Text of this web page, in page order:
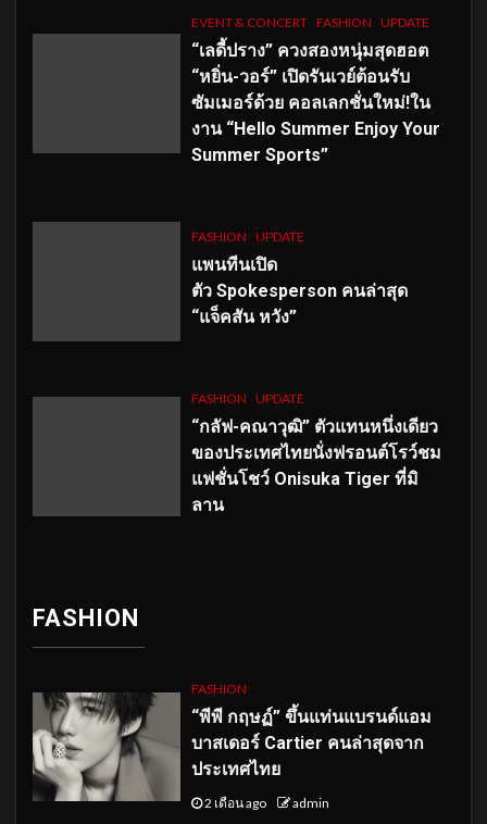
EVENT & CONCERT FASHION UPDATE
“เลดี้ปราง” ควงสองหนุ่มสุดฮอต
“หยิ่น-วอร์” เปิดรันเวย์ต้อนรับ
ซัมเมอร์ด้วย คอลเลกชั่นใหม่!ใน
งาน “Hello Summer Enjoy Your
Summer Sports”
FASHION UPDATE
แพนทีนเปิด
ตัว Spokesperson คนล่าสุด
“แจ็คสัน หวัง”
FASHION UPDATE
“กลัฟ-คณาวุฒิ” ตัวแทนหนึ่งเดียว
ของประเทศไทยนั่งฟรอนต์โรว์ชม
แฟชั่นโชว์ Onisuka Tiger ที่มิ
ลาน
FASHION
FASHION
“พีพี กฤษฏ์” ขึ้นแท่นแบรนด์แอม
บาสเดอร์ Cartier คนล่าสุดจาก
ประเทศไทย
2 เดือน ago admin